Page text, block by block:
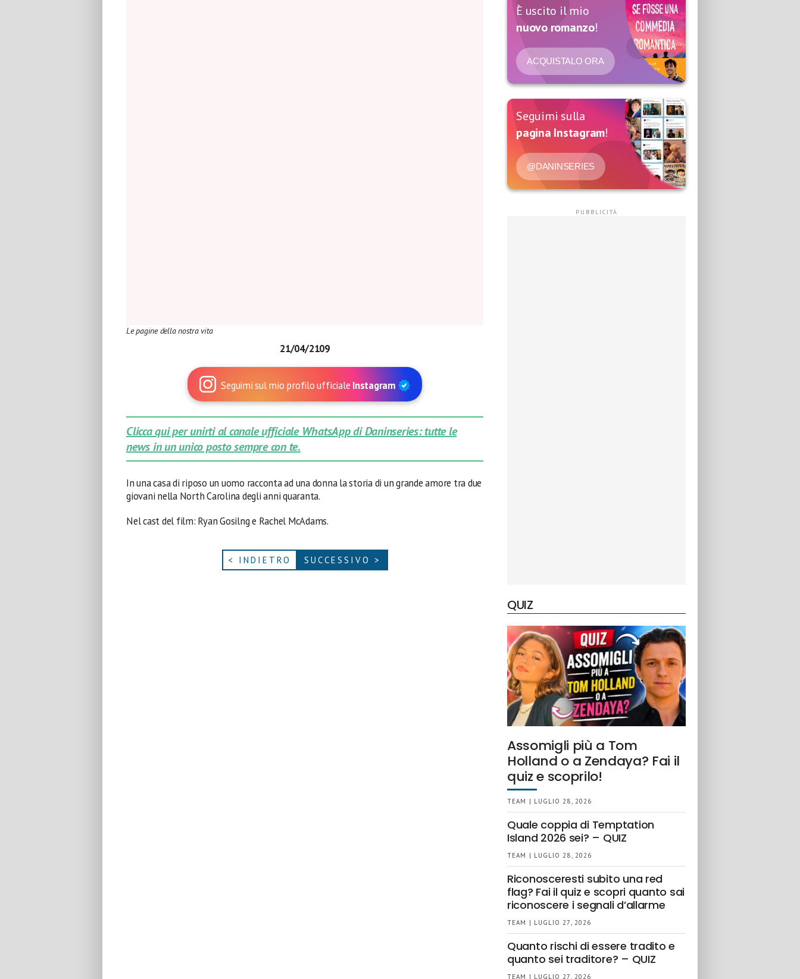
Le pagine della nostra vita
21/04/2109
Seguimi sul mio profilo ufficiale Instagram
Clicca qui per unirti al canale ufficiale WhatsApp di Daninseries: tutte le
news in un unico posto sempre con te.
In una casa di riposo un uomo racconta ad una donna la storia di un grande amore tra due
giovani nella North Carolina degli anni quaranta.
Nel cast del film: Ryan Gosilng e Rachel McAdams.
< INDIETRO SUCCESSIVO >
È uscito il mio
nuovo romanzo!
ACQUISTALO ORA
Seguimi sulla
pagina Instagram!
@DANINSERIES
QUIZ
Assomigli più a Tom
Holland o a Zendaya? Fai il
quiz e scoprilo!
TEAM | LUGLIO 28, 2026
Quale coppia di Temptation
Island 2026 sei? – QUIZ
TEAM | LUGLIO 28, 2026
Riconosceresti subito una red
flag? Fai il quiz e scopri quanto sai
riconoscere i segnali d’allarme
TEAM | LUGLIO 27, 2026
Quanto rischi di essere tradito e
quanto sei traditore? – QUIZ
TEAM | LUGLIO 27, 2026